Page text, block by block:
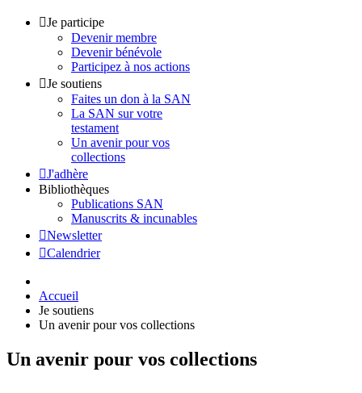
Je participe
Devenir membre
Devenir bénévole
Participez à nos actions
Je soutiens
Faites un don à la SAN
La SAN sur votre
testament
Un avenir pour vos
collections
J'adhère
Bibliothèques
Publications SAN
Manuscrits & incunables
Newsletter
Calendrier
Accueil
Je soutiens
Un avenir pour vos collections
Un avenir pour vos collections